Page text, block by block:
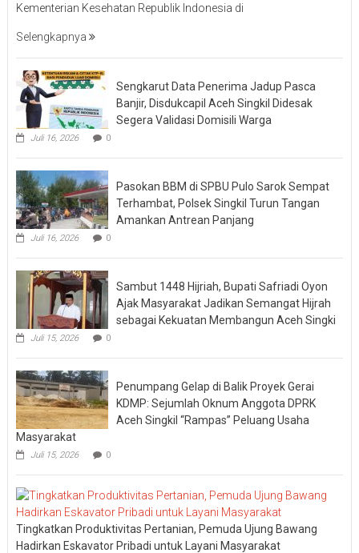
Kementerian Kesehatan Republik Indonesia di
Selengkapnya
Sengkarut Data Penerima Jadup Pasca
Banjir, Disdukcapil Aceh Singkil Didesak
Segera Validasi Domisili Warga
Juli 16, 2026 0
Pasokan BBM di SPBU Pulo Sarok Sempat
Terhambat, Polsek Singkil Turun Tangan
Amankan Antrean Panjang
Juli 16, 2026 0
Sambut 1448 Hijriah, Bupati Safriadi Oyon
Ajak Masyarakat Jadikan Semangat Hijrah
sebagai Kekuatan Membangun Aceh Singki
Juli 15, 2026 0
Penumpang Gelap di Balik Proyek Gerai
KDMP: Sejumlah Oknum Anggota DPRK
Aceh Singkil “Rampas” Peluang Usaha
Masyarakat
Juli 15, 2026 0
Tingkatkan Produktivitas Pertanian, Pemuda Ujung Bawang
Hadirkan Eskavator Pribadi untuk Layani Masyarakat